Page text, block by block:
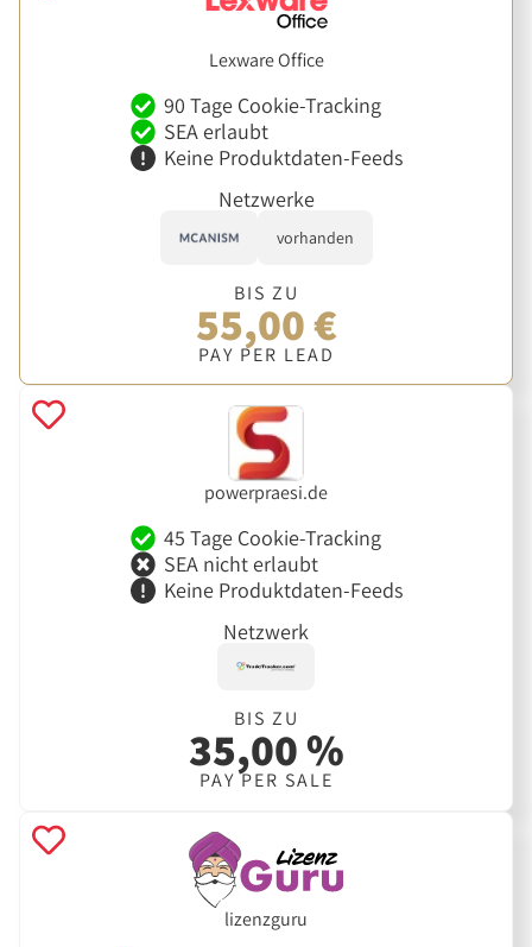
Lexware Office
90 Tage Cookie-Tracking
SEA erlaubt
Keine Produktdaten-Feeds
Netzwerke
vorhanden
BIS ZU
55,00 €
PAY PER LEAD
powerpraesi.de
45 Tage Cookie-Tracking
SEA nicht erlaubt
Keine Produktdaten-Feeds
Netzwerk
BIS ZU
35,00 %
PAY PER SALE
lizenzguru